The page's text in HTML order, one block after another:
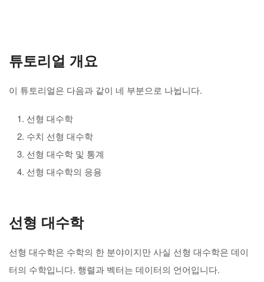
튜토리얼 개요
이 튜토리얼은 다음과 같이 네 부분으로 나뉩니다.
선형 대수학
수치 선형 대수학
선형 대수학 및 통계
선형 대수학의 응용
선형 대수학
선형 대수학은 수학의 한 분야이지만 사실 선형 대수학은 데이
터의 수학입니다. 행렬과 벡터는 데이터의 언어입니다.